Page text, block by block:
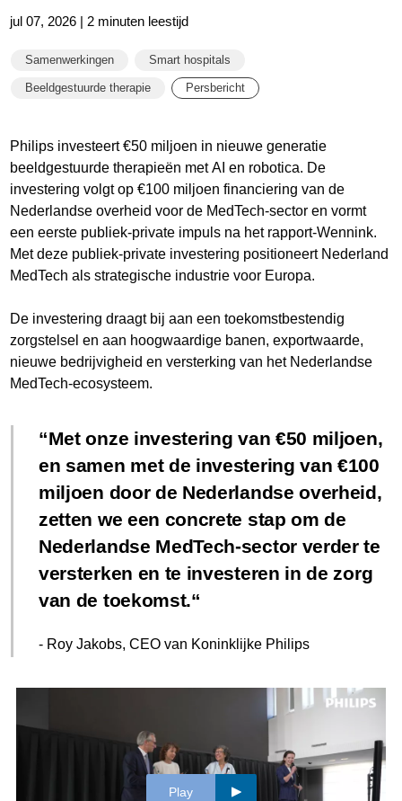
jul 07, 2026 | 2 minuten leestijd
Samenwerkingen Smart hospitals
Beeldgestuurde therapie Persbericht
Philips investeert €50 miljoen in nieuwe generatie
beeldgestuurde therapieën met AI en robotica. De
investering volgt op €100 miljoen financiering van de
Nederlandse overheid voor de MedTech-sector en vormt
een eerste publiek-private impuls na het rapport-Wennink.
Met deze publiek-private investering positioneert Nederland
MedTech als strategische industrie voor Europa.
De investering draagt bij aan een toekomstbestendig
zorgstelsel en aan hoogwaardige banen, exportwaarde,
nieuwe bedrijvigheid en versterking van het Nederlandse
MedTech-ecosysteem.
Met onze investering van €50 miljoen,
en samen met de investering van €100
miljoen door de Nederlandse overheid,
zetten we een concrete stap om de
Nederlandse MedTech-sector verder te
versterken en te investeren in de zorg
van de toekomst.
- Roy Jakobs, CEO van Koninklijke Philips
Play